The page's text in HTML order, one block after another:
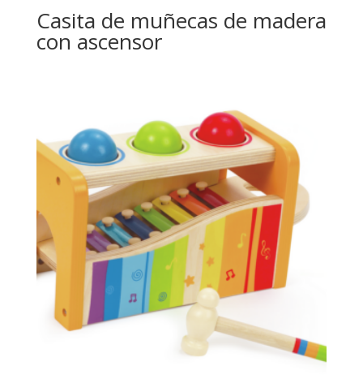
Casita de muñecas de madera
con ascensor